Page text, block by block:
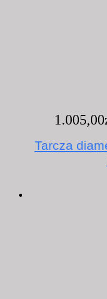
1.005,00
Tarcza